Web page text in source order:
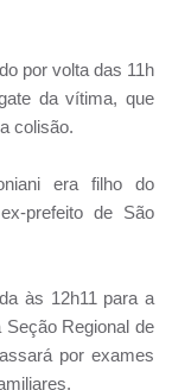
por volta das 11h
da vítima, que
colisão.
era filho do
prefeito de São
às 12h11 para a
Regional de
por exames